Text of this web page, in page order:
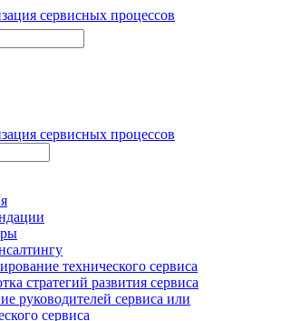
технического сервиса
стратегий развития сервиса
руководителей сервиса или
сервиса